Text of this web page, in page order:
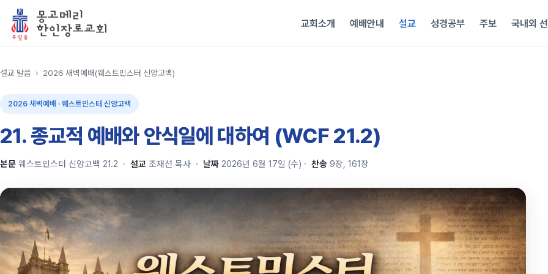
교회소개 예배안내 설교 성경공부 주보 국내외
설교 말씀 › 2026 새벽예배(웨스트민스터 신앙고백)
2026 새벽예배 · 웨스트민스터 신앙고백
21. 종교적 예배와 안식일에 대하여 (WCF 21.2)
본문 웨스트민스터 신앙고백 21.2 · 설교 조재선 목사 · 날짜 2026년 6월 17일 (수) · 찬송 9장, 161장